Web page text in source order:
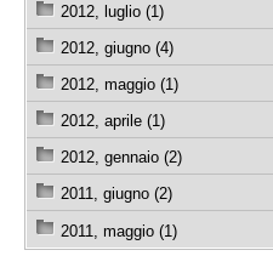
2012, luglio (1)
2012, giugno (4)
2012, maggio (1)
2012, aprile (1)
2012, gennaio (2)
2011, giugno (2)
2011, maggio (1)